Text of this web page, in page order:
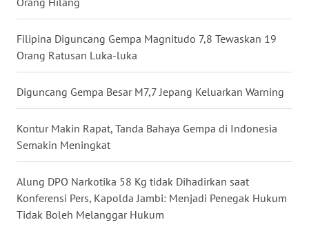
Filipina Diguncang Gempa Magnitudo 7,8 Tewaskan 19
Orang Ratusan Luka-luka
Diguncang Gempa Besar M7,7 Jepang Keluarkan Warning
Kontur Makin Rapat, Tanda Bahaya Gempa di Indonesia
Semakin Meningkat
Alung DPO Narkotika 58 Kg tidak Dihadirkan saat
Konferensi Pers, Kapolda Jambi: Menjadi Penegak Hukum
Tidak Boleh Melanggar Hukum
WN
JATIM
BALI
WN